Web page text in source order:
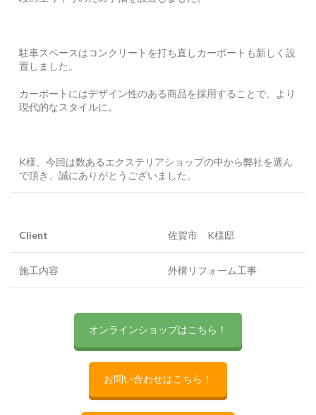
駐車スペースはコンクリートを打ち直しカーポートも新しく設
置しました。
カーポートにはデザイン性のある商品を採用することで、より
現代的なスタイルに。
K様、今回は数あるエクステリアショップの中から弊社を選ん
で頂き、誠にありがとうございました。
Client 佐賀市 K様邸
施工内容 外構リフォーム工事
オンラインショップはこちら！
お問い合わせはこちら！